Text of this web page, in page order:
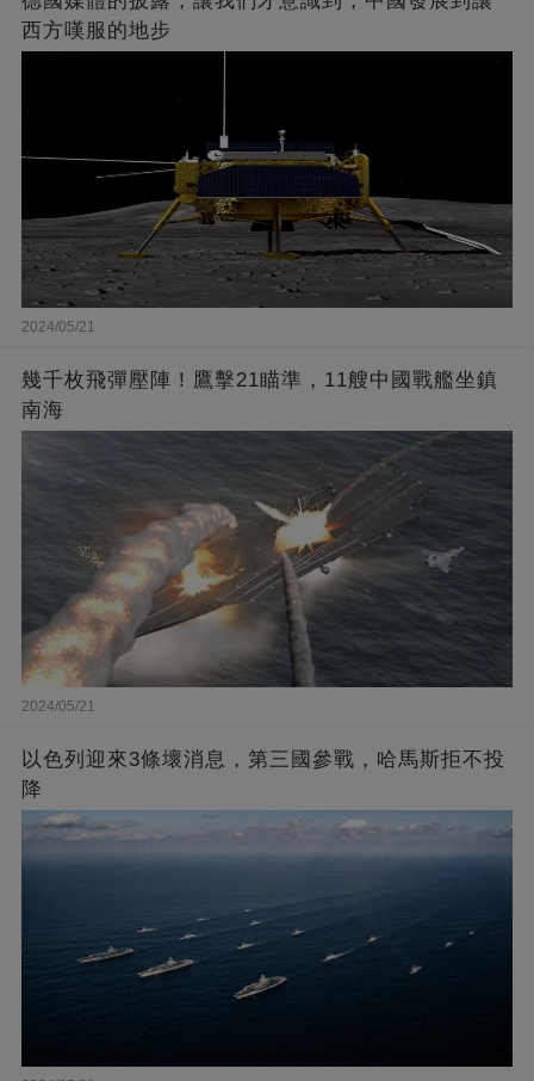
西方嘆服的地步
2024/05/21
幾千枚飛彈壓陣！鷹擊21瞄準，11艘中國戰艦坐鎮
南海
2024/05/21
以色列迎來3條壞消息，第三國參戰，哈馬斯拒不投
降